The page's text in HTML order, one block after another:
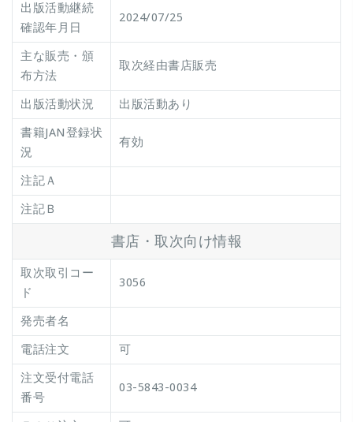
出版活動継続
確認年月日
2024/07/25
主な販売・頒
布方法
取次経由書店販売
出版活動状況
出版活動あり
書籍JAN登録状
況
有効
注記Ａ
注記Ｂ
書店・取次向け情報
取次取引コー
ド
3056
発売者名
電話注文
可
注文受付電話
番号
03-5843-0034